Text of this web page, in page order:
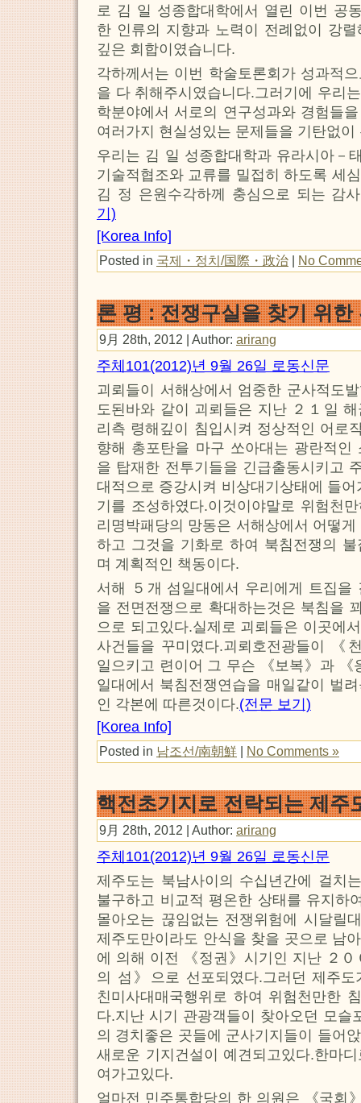
로 김 일 성종합대학에서 열린 이번 공
한 인류의 지향과 노력이 전례없이 강
깊은 회합이였습니다.
각하께서는 이번 학술토론회가 성과적
을 다 취해주시였습니다.그러기에 우리
학분야에서 서로의 연구성과와 경험들
여러가지 현실성있는 문제들을 기탄없
우리는 김 일 성종합대학과 유라시아－
기술적협조와 교류를 밀접히 하도록 세
김 정 은원수각하께 충심으로 되는 감
기)
[Korea Info]
Posted in 국제・정치/国際・政治 | No
론 평 : 전쟁구실을 찾기 위한
9月 28th, 2012 | Author: arirang
주체101(2012)년 9월 26일 로동신문
괴뢰들이 서해상에서 엄중한 군사적도
도된바와 같이 괴뢰들은 지난 ２１일
리측 령해깊이 침입시켜 정상적인 어로
향해 총포탄을 마구 쏘아대는 광란적인
을 탑재한 전투기들을 긴급출동시키고
대적으로 증강시켜 비상대기상태에 들
기를 조성하였다.이것이야말로 위험천
리명박패당의 망동은 서해상에서 어떻
하고 그것을 기화로 하여 북침전쟁의
며 계획적인 책동이다.
서해 ５개 섬일대에서 우리에게 트집을
을 전면전쟁으로 확대하는것은 북침을
으로 되고있다.실제로 괴뢰들은 이곳에
사건들을 꾸미였다.괴뢰호전광들이 《
일으키고 련이어 그 무슨 《보복》과
일대에서 북침전쟁연습을 매일같이 벌
인 각본에 따른것이다.(전문 보기)
[Korea Info]
Posted in 남조선/南朝鮮 | No Comments »
핵전초기지로 전락되는 제주
9月 28th, 2012 | Author: arirang
주체101(2012)년 9월 26일 로동신문
제주도는 북남사이의 수십년간에 걸치
불구하고 비교적 평온한 상태를 유지하
몰아오는 끊임없는 전쟁위험에 시달릴
제주도만이라도 안식을 찾을 곳으로 남
에 의해 이전 《정권》시기인 지난 ２
의 섬》으로 선포되였다.그러던 제주
친미사대매국행위로 하여 위험천만한
다.지난 시기 관광객들이 찾아오던 모슬
의 경치좋은 곳들에 군사기지들이 들어
새로운 기지건설이 예견되고있다.한마
여가고있다.
얼마전 민주통합당의 한 의원은 《국회